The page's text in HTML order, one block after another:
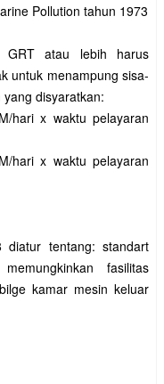
Pollution tahun 1973
GRT atau lebih harus
untuk menampung sisa-
disyaratkan:
hari x waktu pelayaran
hari x waktu pelayaran
tentang: standart
fasilitas
kamar mesin keluar